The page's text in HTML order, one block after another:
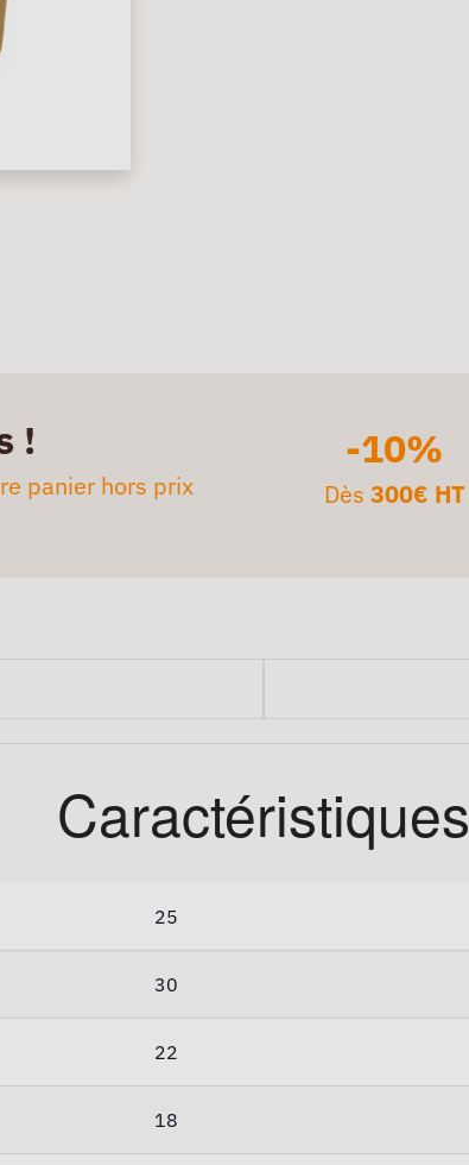
!
panier hors prix
-10%
Dès 300€ HT
Caractéristiques
25
30
22
18